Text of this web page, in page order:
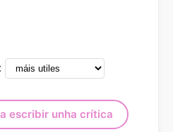
escribir unha crítica